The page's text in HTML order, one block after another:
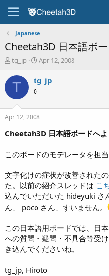
Japanese
Cheetah3D 日本語ボー
T
r
a
t
a
e
tg_jp
S
a
r
a
t
e
Apr 12, 2008
T tg_jp
0
Apr 12, 2008
Cheetah3D 日本語ボードへよ
このボードのモデレータを担
文字化けの症状が改善された
た。以前の紹介スレッドは こ
込んでいただいた hideyuki さ
ん、 poco さん、すいません。
この日本語用ボードでは、日
への質問・疑問・不具合等受
き込んでくださいね。
tg_jp, Hiroto